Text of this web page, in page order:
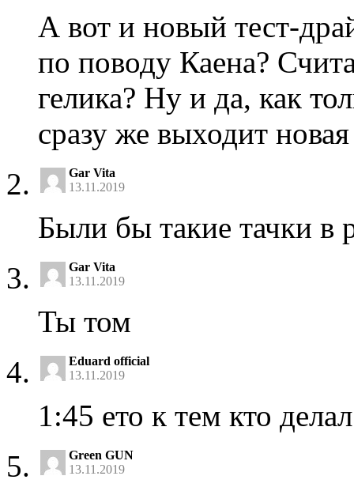
А вот и новый тест-
по поводу Каена?
гелика? Ну и да, как
сразу же выходит
Gar Vita
13.11.2019
Были бы такие тачки в
Gar Vita
13.11.2019
Ты том
Eduard official
13.11.2019
1:45 ето к тем кто
Green GUN
13.11.2019